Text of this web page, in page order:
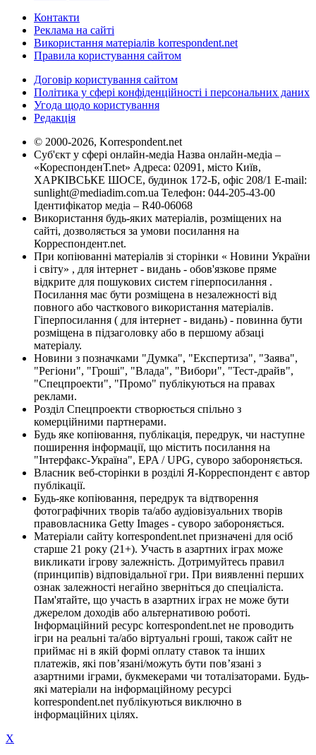
Контакти
Реклама на сайті
Використання матеріалів korrespondent.net
Правила користування сайтом
Договір користування сайтом
Політика у сфері конфіденційності і персональних даних
Угода щодо користування
Редакція
© 2000-2026, Korrespondent.net
Суб'єкт у сфері онлайн-медіа Назва онлайн-медіа –
«КореспонденТ.net» Адреса: 02091, місто Київ,
ХАРКІВСЬКЕ ШОСЕ, будинок 172-Б, офіс 208/1 E-mail:
sunlight@mediadim.com.ua Телефон: 044-205-43-00
Ідентифікатор медіа – R40-06068
Використання будь-яких матеріалів, розміщених на
сайті, дозволяється за умови посилання на
Корреспондент.net.
При копіюванні матеріалів зі сторінки « Новини України
і світу» , для інтернет - видань - обов'язкове пряме
відкрите для пошукових систем гіперпосилання .
Посилання має бути розміщена в незалежності від
повного або часткового використання матеріалів.
Гіперпосилання ( для інтернет - видань) - повинна бути
розміщена в підзаголовку або в першому абзаці
матеріалу.
Новини з позначками "Думка", "Експертиза", "Заява",
"Регіони", "Гроші", "Влада", "Вибори", "Тест-драйв",
"Спецпроекти", "Промо" публікуються на правах
реклами.
Розділ Спецпроекти створюється спільно з
комерційними партнерами.
Будь яке копіювання, публікація, передрук, чи наступне
поширення інформації, що містить посилання на
"Інтерфакс-Україна", EPA / UPG, суворо забороняється.
Власник веб-сторінки в розділі Я-Корреспондент є автор
публікації.
Будь-яке копіювання, передрук та відтворення
фотографічних творів та/або аудіовізуальних творів
правовласника Getty Images - суворо забороняється.
Матеріали сайту korrespondent.net призначені для осіб
старше 21 року (21+). Участь в азартних іграх може
викликати ігрову залежність. Дотримуйтесь правил
(принципів) відповідальної гри. При виявленні перших
ознак залежності негайно зверніться до спеціаліста.
Пам'ятайте, що участь в азартних іграх не може бути
джерелом доходів або альтернативою роботі.
Інформаційний ресурс korrespondent.net не проводить
ігри на реальні та/або віртуальні гроші, також сайт не
приймає ні в якій формі оплату ставок та інших
платежів, які пов’язані/можуть бути пов’язані з
азартними іграми, букмекерами чи тоталізаторами. Будь-
які матеріали на інформаційному ресурсі
korrespondent.net публікуються виключно в
інформаційних цілях.
X